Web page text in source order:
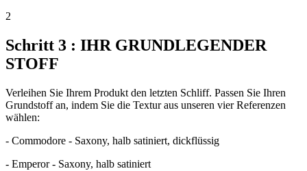
2
Schritt 3 : IHR GRUNDLEGENDER
STOFF
Verleihen Sie Ihrem Produkt den letzten Schliff. Passen Sie Ihren
Grundstoff an, indem Sie die Textur aus unseren vier Referenzen
wählen:
- Commodore - Saxony, halb satiniert, dickflüssig
- Emperor - Saxony, halb satiniert